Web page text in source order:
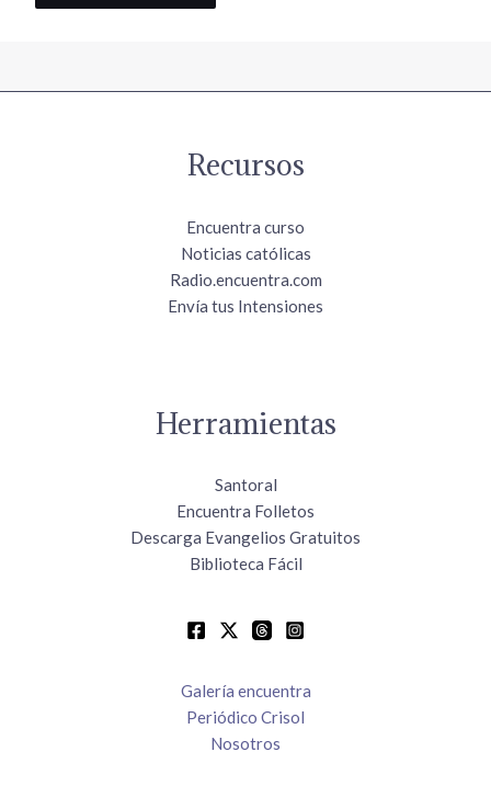
Recursos
Encuentra curso
Noticias católicas
Radio.encuentra.com
Envía tus Intensiones
Herramientas
Santoral
Encuentra Folletos
Descarga Evangelios Gratuitos
Biblioteca Fácil
Galería encuentra
Periódico Crisol
Nosotros